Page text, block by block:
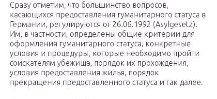
Сразу отметим, что большинство вопросов,
касающихся предоставления гуманитарного статуса в
Германии, регулируются от 26.06.1992 (Asylgesetz).
Им, в частности, определены общие критерии для
оформления гуманитарного статуса, конкретные
условия и процедуры, которые необходимо пройти
соискателям убежища, порядок их прохождения,
условия предоставления жилья, порядок
прекращения предоставленного статуса и так далее.